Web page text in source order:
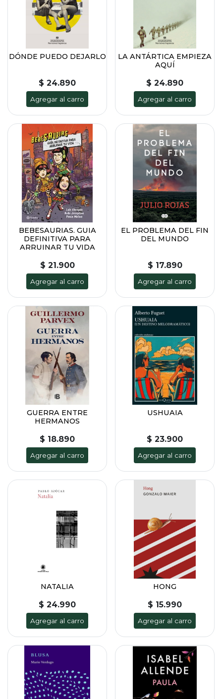
DÓNDE PUEDO DEJARLO
$ 24.890
Agregar al carro
LA ANTÁRTICA EMPIEZA
AQUÍ
$ 24.890
Agregar al carro
BEBESAURIAS. GUIA
DEFINITIVA PARA
ARRUINAR TU VIDA
$ 21.900
Agregar al carro
EL PROBLEMA DEL FIN
DEL MUNDO
$ 17.890
Agregar al carro
GUERRA ENTRE
HERMANOS
$ 18.890
Agregar al carro
USHUAIA
$ 23.900
Agregar al carro
NATALIA
$ 24.990
Agregar al carro
HONG
$ 15.990
Agregar al carro